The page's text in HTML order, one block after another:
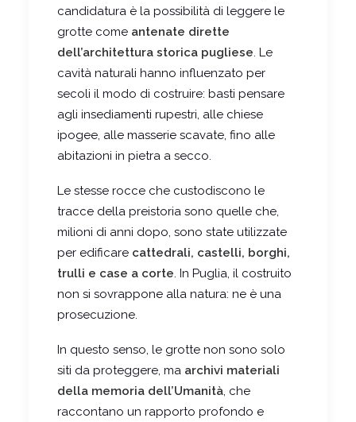
candidatura è la possibilità di leggere le
grotte come antenate dirette
dell’architettura storica pugliese. Le
cavità naturali hanno influenzato per
secoli il modo di costruire: basti pensare
agli insediamenti rupestri, alle chiese
ipogee, alle masserie scavate, fino alle
abitazioni in pietra a secco.
Le stesse rocce che custodiscono le
tracce della preistoria sono quelle che,
milioni di anni dopo, sono state utilizzate
per edificare cattedrali, castelli, borghi,
trulli e case a corte. In Puglia, il costruito
non si sovrappone alla natura: ne è una
prosecuzione.
In questo senso, le grotte non sono solo
siti da proteggere, ma archivi materiali
della memoria dell’Umanità, che
raccontano un rapporto profondo e